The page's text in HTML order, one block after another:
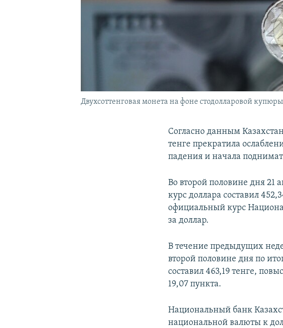
Двухсоттенговая монета на фоне стодолларовой купюры
Согласно данным
тенге прекратила
падения и начала
Во второй половине дня 21
курс доллара составил
официальный курс
за доллар.
В течение предыдущих
второй половине дня по
составил 463,19 тенге,
19,07 пункта.
Национальный банк
национальной валюты к